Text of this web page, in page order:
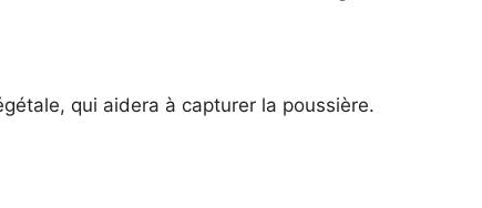
qui aidera à capturer la poussière.